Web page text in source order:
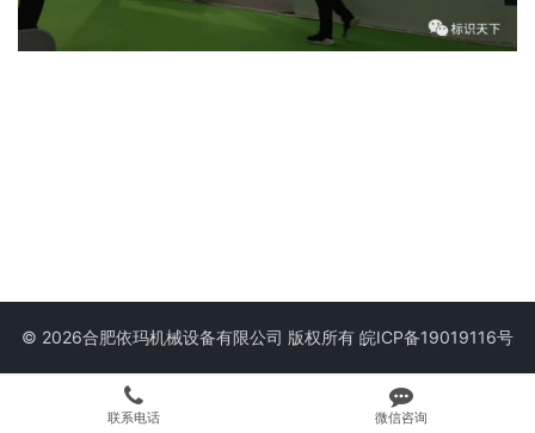
© 2026合肥依玛机械设备有限公司 版权所有 皖ICP备19019116号
联系电话 微信咨询